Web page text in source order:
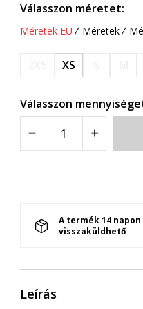
Válasszon méretet:
Méretek EU Méretek
XS
Válasszon
A termék 14
visszaküldhető
Leírás